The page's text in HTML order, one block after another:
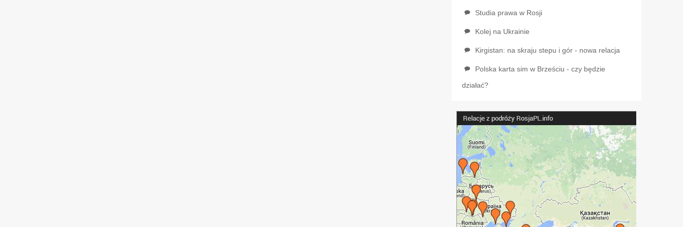
Studia prawa w Rosji
Kolej na Ukrainie
Kirgistan: na skraju stepu i gór - nowa relacja
Polska karta sim w Brześciu - czy będzie
działać?